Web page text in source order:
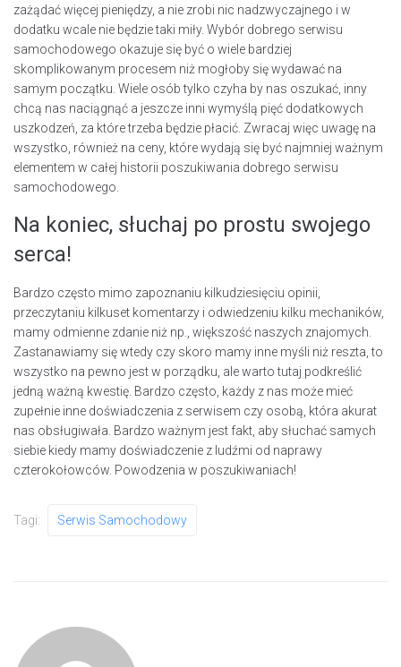
zażądać więcej pieniędzy, a nie zrobi nic nadzwyczajnego i w
dodatku wcale nie będzie taki miły. Wybór dobrego serwisu
samochodowego okazuje się być o wiele bardziej
skomplikowanym procesem niż mogłoby się wydawać na
samym początku. Wiele osób tylko czyha by nas oszukać, inny
chcą nas naciągnąć a jeszcze inni wymyślą pięć dodatkowych
uszkodzeń, za które trzeba będzie płacić. Zwracaj więc uwagę na
wszystko, również na ceny, które wydają się być najmniej ważnym
elementem w całej historii poszukiwania dobrego serwisu
samochodowego.
Na koniec, słuchaj po prostu swojego
serca!
Bardzo często mimo zapoznaniu kilkudziesięciu opinii,
przeczytaniu kilkuset komentarzy i odwiedzeniu kilku mechaników,
mamy odmienne zdanie niż np., większość naszych znajomych.
Zastanawiamy się wtedy czy skoro mamy inne myśli niż reszta, to
wszystko na pewno jest w porządku, ale warto tutaj podkreślić
jedną ważną kwestię. Bardzo często, każdy z nas może mieć
zupełnie inne doświadczenia z serwisem czy osobą, która akurat
nas obsługiwała. Bardzo ważnym jest fakt, aby słuchać samych
siebie kiedy mamy doświadczenie z ludźmi od naprawy
czterokołowców. Powodzenia w poszukiwaniach!
Tagi: Serwis Samochodowy